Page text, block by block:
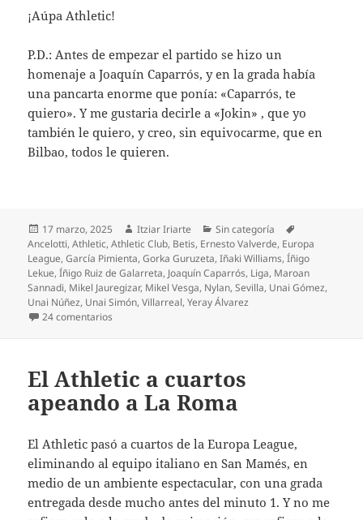
¡Aúpa Athletic!
P.D.: Antes de empezar el partido se hizo un
homenaje a Joaquín Caparrós, y en la grada había
una pancarta enorme que ponía: «Caparrós, te
quiero». Y me gustaria decirle a «Jokin» , que yo
también le quiero, y creo, sin equivocarme, que en
Bilbao, todos le quieren.
Publicado
el
17 marzo, 2025 Autor
Itziar Iriarte Categorías
Sin categoría
Ancelotti,Athletic,Athletic Club, Betis, Ernesto Valverde, Europa
League,García Pimienta,Gorka Guruzeta,Iñaki Williams,Íñigo
Lekue,Íñigo Ruiz de Galarreta, Joaquín Caparrós, Liga, Maroan
Sannadi, Mikel Jauregizar, Mikel Vesga, Nylan,Sevilla, Unai Gómez,
Unai Núñez, Unai Simón,Villarreal,Yeray Álvarez
24 comentarios
El Athletic a cuartos
apeando a La Roma
El Athletic pasó a cuartos de la Europa League,
eliminando al equipo italiano en San Mamés, en
medio de un ambiente espectacular, con una grada
entregada desde mucho antes del minuto 1. Y no me